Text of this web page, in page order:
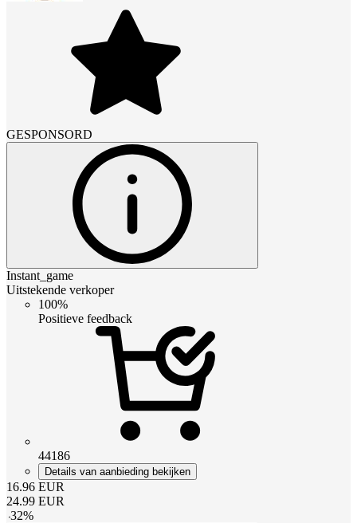
GESPONSORD
Instant_game
Uitstekende verkoper
100%
Positieve feedback
44186
Details van aanbieding bekijken
16.96 EUR
24.99 EUR
-32%